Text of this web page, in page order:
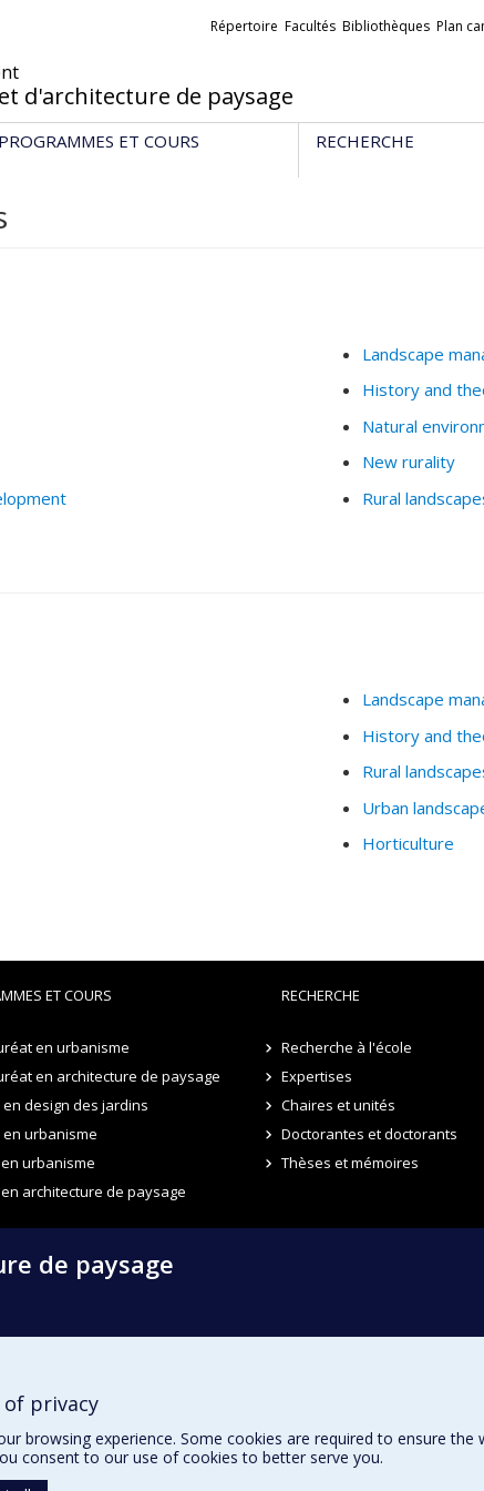
d'architecture de paysage
Liens
Répertoire Facultés Bibliothèques Plan
PROGRAMMES ET COURS RECHERCHE
Landscape
History and
Natural
New rurality
Rural
Landscape
History and
Rural
Urban
Horticulture
ET COURS
en urbanisme
en architecture de paysage
design des jardins
urbanisme
urbanisme
architecture de paysage
RECHERCHE
Recherche à l'école
Expertises
Chaires et unités
Doctorantes et doctorants
Thèses et mémoires
de paysage
privacy
browsing experience. Some cookies are required to ensure the
consent to our use of cookies to better serve you.